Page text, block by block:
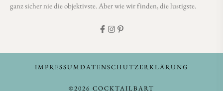
ganz sicher nie die objektivste. Aber wie wir finden, die lustigste.
IMPRESSUMDATENSCHUTZERKLÄRUNG
©2026 COCKTAILBART